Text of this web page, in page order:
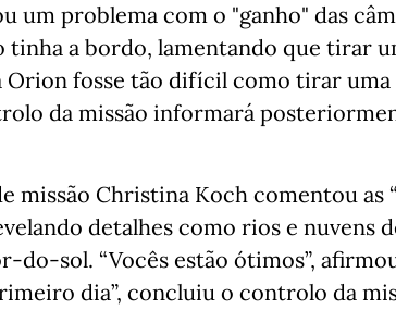
um problema com o "ganho" das
tinha a bordo, lamentando que tirar
Orion fosse tão difícil como tirar
da missão informará
missão Christina Koch comentou as
detalhes como rios e nuvens
do-sol. “Vocês estão ótimos”,
dia”, concluiu o controlo da